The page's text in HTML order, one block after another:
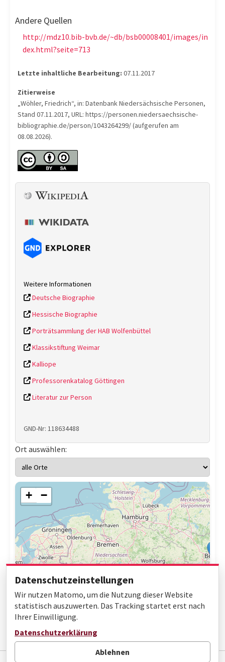
Andere Quellen
http://mdz10.bib-bvb.de/~db/bsb00008401/images/in
dex.html?seite=713
Letzte inhaltliche Bearbeitung: 07.11.2017
Zitierweise
„Wöhler, Friedrich“, in: Datenbank Niedersächsische Personen,
Stand 07.11.2017, URL: https://personen.niedersaechsische-
bibliographie.de/person/1043264299/ (aufgerufen am
08.08.2026).
Weitere Informationen
Deutsche Biographie
Hessische Biographie
Porträtsammlung der HAB Wolfenbüttel
Klassikstiftung Weimar
Kalliope
Professorenkatalog Göttingen
Literatur zur Person
GND-Nr: 118634488
Ort auswählen:
+ −
Datenschutzeinstellungen
Wir nutzen Matomo, um die Nutzung dieser Website
statistisch auszuwerten. Das Tracking startet erst nach
Ihrer Einwilligung.
Datenschutzerklärung
Ablehnen